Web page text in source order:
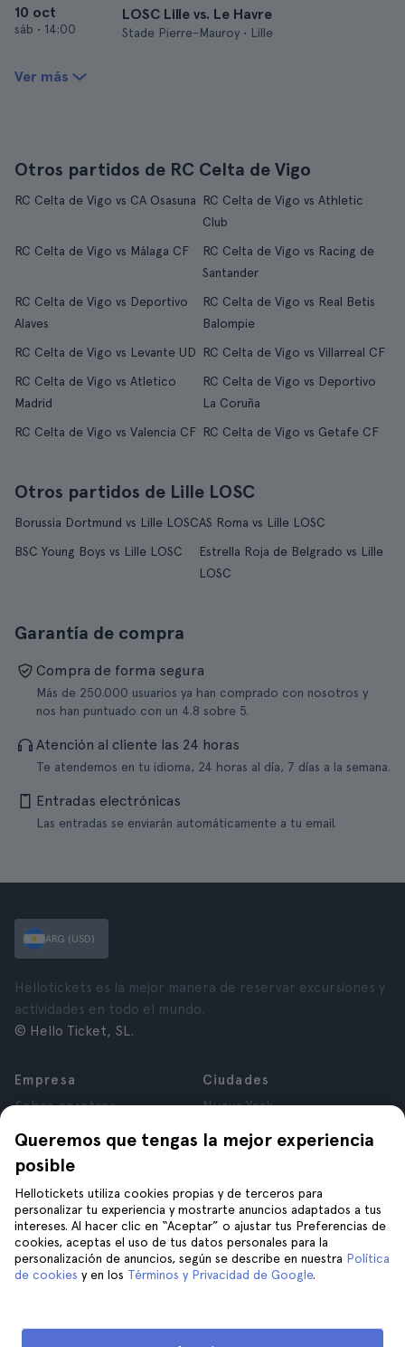
10 oct
sáb • 14:00
LOSC Lille vs. Le Havre
Stade Pierre-Mauroy • Lille
Ver más
Otros partidos de RC Celta de Vigo
RC Celta de Vigo vs CA Osasuna
RC Celta de Vigo vs Athletic
Club
RC Celta de Vigo vs Málaga CF
RC Celta de Vigo vs Racing de
Santander
RC Celta de Vigo vs Deportivo
Alaves
RC Celta de Vigo vs Real Betis
Balompie
RC Celta de Vigo vs Levante UD
RC Celta de Vigo vs Villarreal CF
RC Celta de Vigo vs Atletico
Madrid
RC Celta de Vigo vs Deportivo
La Coruña
RC Celta de Vigo vs Valencia CF RC Celta de Vigo vs Getafe CF
Otros partidos de Lille LOSC
Borussia Dortmund vs Lille LOSCAS Roma vs Lille LOSC
BSC Young Boys vs Lille LOSC
Estrella Roja de Belgrado vs Lille
LOSC
Garantía de compra
Compra de forma segura
Más de 250.000 usuarios ya han comprado con nosotros y
nos han puntuado con un 4.8 sobre 5.
Atención al cliente las 24 horas
Te atendemos en tu idioma, 24 horas al día, 7 días a la semana.
Entradas electrónicas
Las entradas se enviarán automáticamente a tu email.
Queremos que tengas la mejor experiencia
posible
Hellotickets utiliza cookies propias y de terceros para
personalizar tu experiencia y mostrarte anuncios adaptados a tus
intereses. Al hacer clic en “Aceptar” o ajustar tus Preferencias de
cookies, aceptas el uso de tus datos personales para la
personalización de anuncios, según se describe en nuestra Política
de cookies y en los Términos y Privacidad de Google.
ARG (USD)
Hellotickets es la mejor manera de reservar excursiones y
actividades en todo el mundo.
© Hello Ticket, SL.
Empresa
Sobre nosotros
Afiliados
Opiniones
Privacidad
Términos y Condiciones
Aviso Legal
Cookies
Ciudades
Nueva York
París
Granada
Cracovia
Tenerife
Ayuda